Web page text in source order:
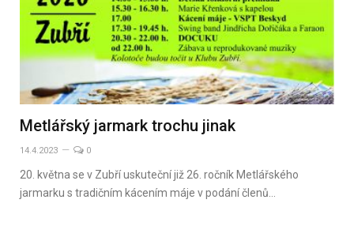
Metlářský jarmark trochu jinak
14.4.2023 0
20. května se v Zubří uskuteční již 26. ročník Metlářského
jarmarku s tradičním kácením máje v podání členů…